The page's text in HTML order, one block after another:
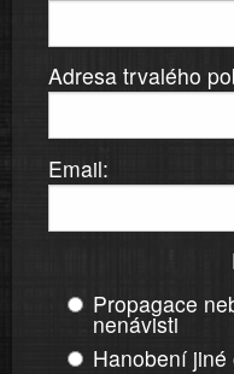
Adresa trvalého
Email:
Propagace
nenávisti
Hanobení jiné